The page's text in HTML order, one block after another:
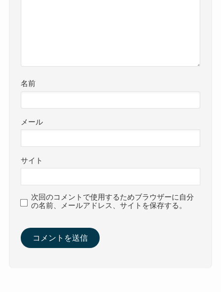
名前
メール
サイト
次回のコメントで使用するためブラウザーに自分
の名前、メールアドレス、サイトを保存する。